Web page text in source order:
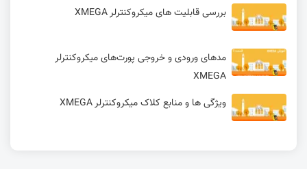
بررسی قابلیت های میکروکنترلر XMEGA
مدهای ورودی و خروجی پورت‌های میکروکنترلر
XMEGA
ویژگی ها و منابع کلاک میکروکنترلر XMEGA